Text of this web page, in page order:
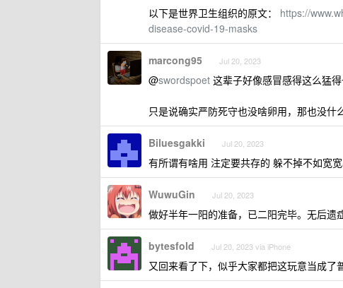
以下是世界卫生组织的原文： https://
disease-covid-19-masks
marcong95 Jul 20, 2023
@swordspoet 这辈子好像感冒感得这么猛
只是说确实严防死守也没啥卵用，那也没什
Biluesgakki Jul 20, 2023
有所谓有啥用 注定要共存的 躲不掉不如宽
WuwuGin Jul 20, 2023
做好半年一阳的准备，已二阳完毕。无后遗症
bytesfold Jul 20, 2023 via iPhone
又回来看了下，似乎大家都把这玩意当成